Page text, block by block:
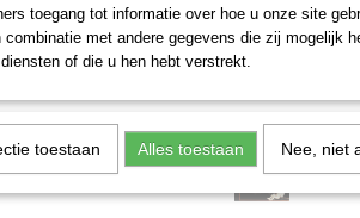
toegang tot informatie over hoe u onze site
met andere gegevens die zij mogelijk
of die u hen hebt verstrekt.
toestaan Alles toestaan Nee, niet